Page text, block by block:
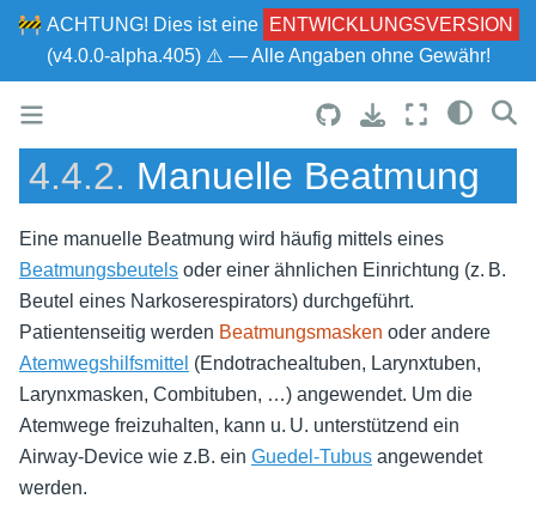
🚧 ACHTUNG! Dies ist eine
ENTWICKLUNGSVERSION
(v4.0.0-alpha.405) ⚠ — Alle Angaben ohne Gewähr!
4.4.2. Manuelle Beatmung
Eine manuelle Beatmung wird häufig mittels eines
Beatmungsbeutels oder einer ähnlichen Einrichtung (z. B.
Beutel eines Narkoserespirators) durchgeführt.
Patientenseitig werden Beatmungsmasken oder andere
Atemwegshilfsmittel (Endotrachealtuben, Larynxtuben,
Larynxmasken, Combituben, …) angewendet. Um die
Atemwege freizuhalten, kann u. U. unterstützend ein
Airway-Device wie z.B. ein Guedel-Tubus angewendet
werden.